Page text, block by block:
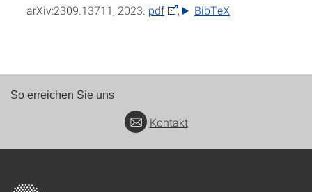
arXiv:2309.13711, 2023. pdf , ‌ BibTeX
So erreichen Sie uns
Kontakt